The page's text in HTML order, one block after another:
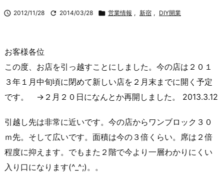
 2012/11/28  2014/03/28  営業情報 , 新宿 , DIY開業
お客様各位
この度、お店を引っ越すことにしました。今の店は２０１
３年１月中旬頃に閉めて新しい店を２月末までに開く予定
です。 →２月２０日になんとか再開しました。 2013.3.12
引越し先は非常に近いです。今の店からワンブロック３０
ｍ先。そして広いです。面積は今の３倍くらい。席は２倍
程度に抑えます。でもまた２階で今より一層わかりにくい
入り口になります(^_^;)。。